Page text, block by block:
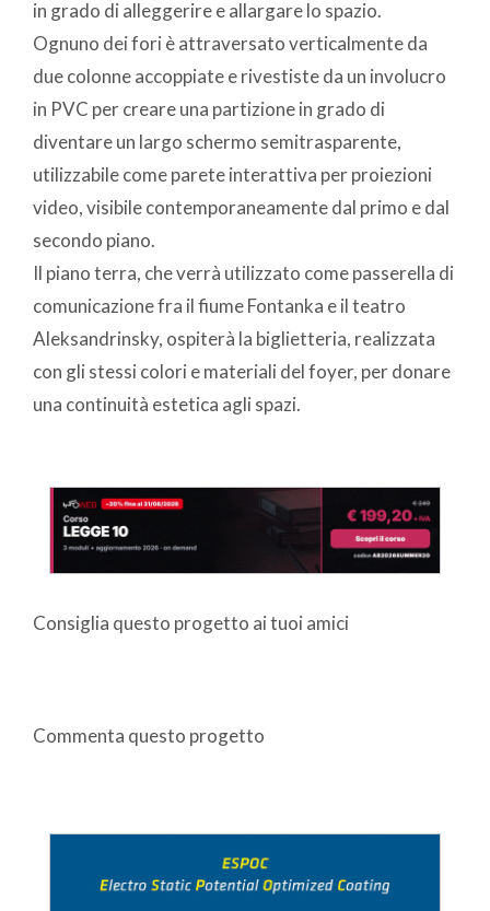
in grado di alleggerire e allargare lo spazio.
Ognuno dei fori è attraversato verticalmente da
due colonne accoppiate e rivestiste da un involucro
in PVC per creare una partizione in grado di
diventare un largo schermo semitrasparente,
utilizzabile come parete interattiva per proiezioni
video, visibile contemporaneamente dal primo e dal
secondo piano.
Il piano terra, che verrà utilizzato come passerella di
comunicazione fra il fiume Fontanka e il teatro
Aleksandrinsky, ospiterà la biglietteria, realizzata
con gli stessi colori e materiali del foyer, per donare
una continuità estetica agli spazi.
Consiglia questo progetto ai tuoi amici
Commenta questo progetto